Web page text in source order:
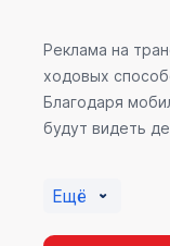
Реклама на
ходовых
Благодаря
будут видеть
Ещё